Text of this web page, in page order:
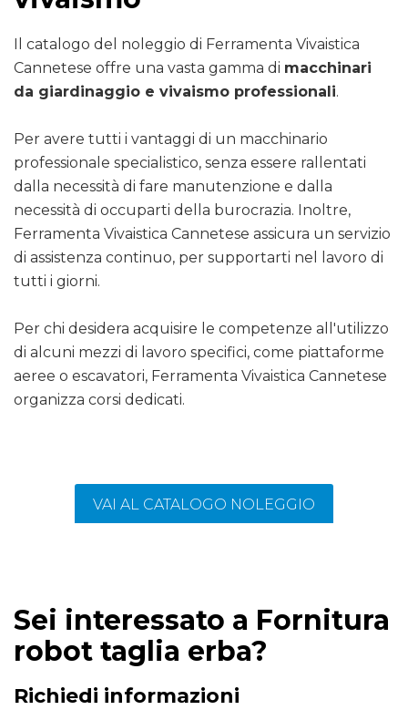
Il catalogo del noleggio di Ferramenta Vivaistica
Cannetese offre una vasta gamma di macchinari
da giardinaggio e vivaismo professionali.
Per avere tutti i vantaggi di un macchinario
professionale specialistico, senza essere rallentati
dalla necessità di fare manutenzione e dalla
necessità di occuparti della burocrazia. Inoltre,
Ferramenta Vivaistica Cannetese assicura un servizio
di assistenza continuo, per supportarti nel lavoro di
tutti i giorni.
Per chi desidera acquisire le competenze all'utilizzo
di alcuni mezzi di lavoro specifici, come piattaforme
aeree o escavatori, Ferramenta Vivaistica Cannetese
organizza corsi dedicati.
VAI AL CATALOGO NOLEGGIO
Sei interessato a Fornitura
robot taglia erba?
Richiedi informazioni